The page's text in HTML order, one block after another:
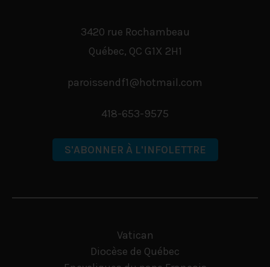
Vatican
Diocèse de Québec
3420 rue Rochambeau
Québec, QC G1X 2H1
paroissendf1@hotmail.com
418-653-9575
S'ABONNER À L'INFOLETTRE